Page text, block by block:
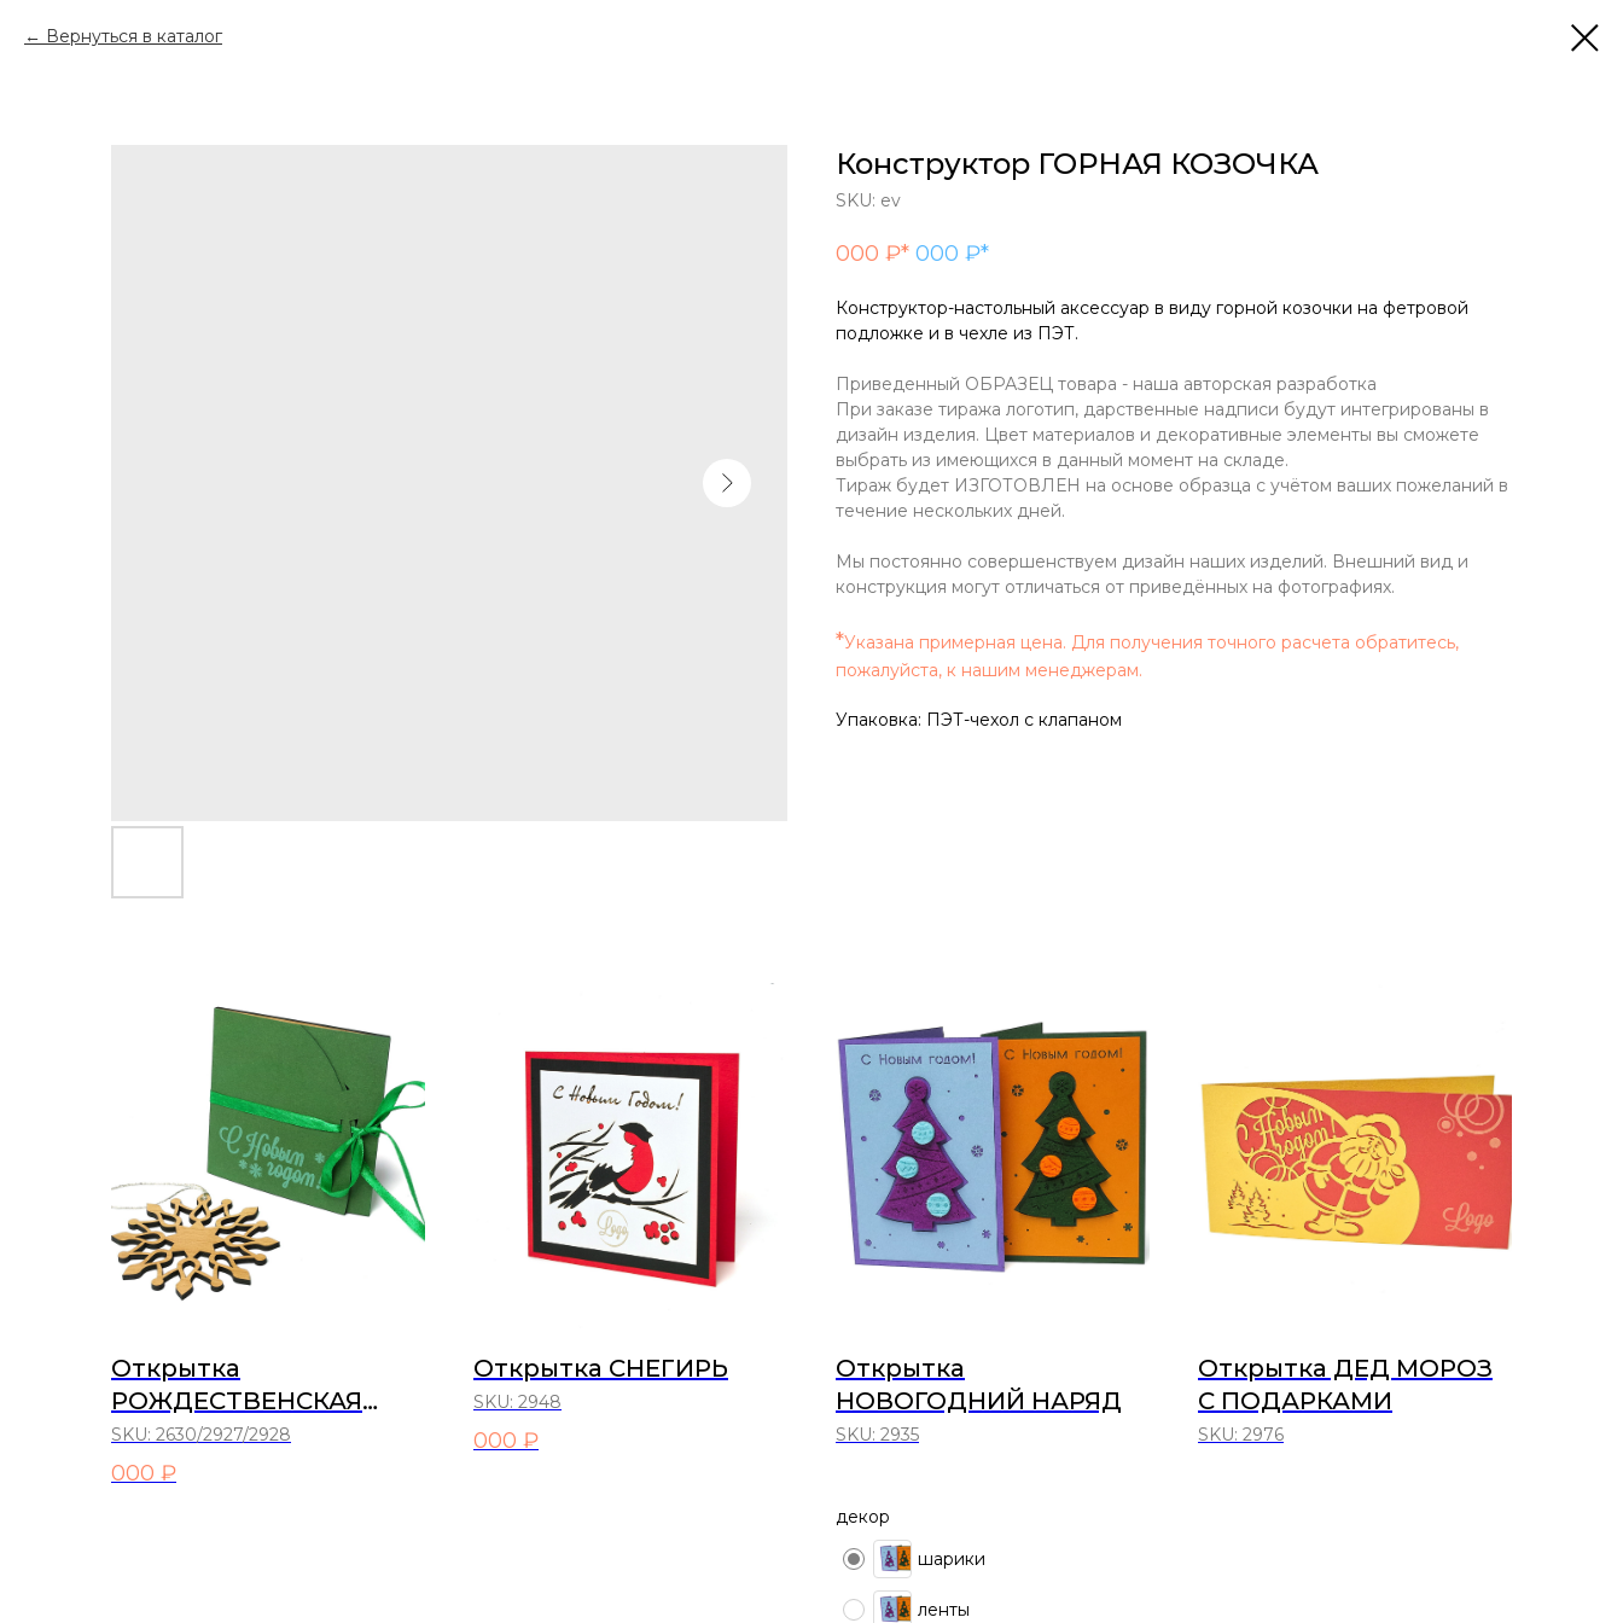
Вернуться в каталог
Конструктор ГОРНАЯ КОЗОЧКА
SKU: ev
000 ₽* 000 ₽*
Конструктор-настольный аксессуар в виду горной козочки на фетровой
подложке и в чехле из ПЭТ.
Приведенный ОБРАЗЕЦ товара - наша авторская разработка
При заказе тиража логотип, дарственные надписи будут интегрированы в
дизайн изделия. Цвет материалов и декоративные элементы вы сможете
выбрать из имеющихся в данный момент на складе.
Тираж будет ИЗГОТОВЛЕН на основе образца с учётом ваших пожеланий в
течение нескольких дней.
Мы постоянно совершенствуем дизайн наших изделий. Внешний вид и
конструкция могут отличаться от приведённых на фотографиях.
*Указана примерная цена. Для получения точного расчета обратитесь,
пожалуйста, к нашим менеджерам.
Упаковка: ПЭТ-чехол с клапаном
Открытка
РОЖДЕСТВЕНСКАЯ
ЗВЕЗДА
SKU: 2630/2927/2928
000 ₽
Открытка СНЕГИРЬ
SKU: 2948
000 ₽
Открытка
НОВОГОДНИЙ НАРЯД
SKU: 2935
декор
шарики
ленты
Открытка ДЕД МОРОЗ
С ПОДАРКАМИ
SKU: 2976